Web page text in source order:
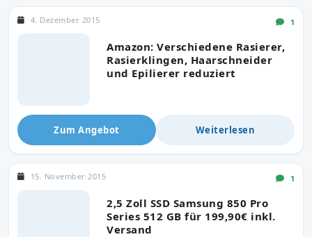
Amazon: Verschiedene Rasierer,
Rasierklingen, Haarschneider
und Epilierer reduziert
4. Dezember 2015 1
Zum Angebot Weiterlesen
2,5 Zoll SSD Samsung 850 Pro
Series 512 GB für 199,90€ inkl.
Versand
15. November 2015 1